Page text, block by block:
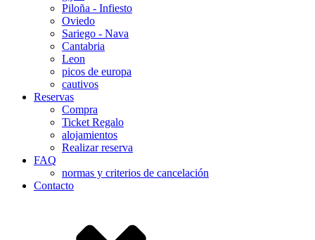
Piloña - Infiesto
Oviedo
Sariego - Nava
Cantabria
Leon
picos de europa
cautivos
Reservas
Compra
Ticket Regalo
alojamientos
Realizar reserva
FAQ
normas y criterios de cancelación
Contacto